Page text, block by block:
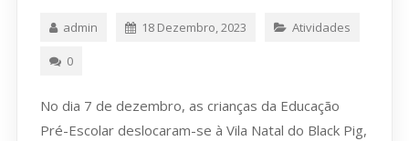
admin 18 Dezembro, 2023 Atividades
0
No dia 7 de dezembro, as crianças da Educação
Pré-Escolar deslocaram-se à Vila Natal do Black Pig,